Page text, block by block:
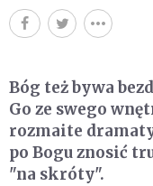
Bóg też bywa
Go ze swego
rozmaite
po Bogu znosić
"na skróty".